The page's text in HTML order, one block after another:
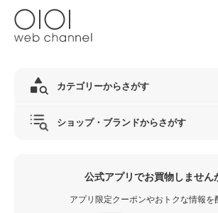
カテゴリーからさがす
ショップ・ブランドからさがす
公式アプリでお買物しません
アプリ限定クーポンやおトクな情報を